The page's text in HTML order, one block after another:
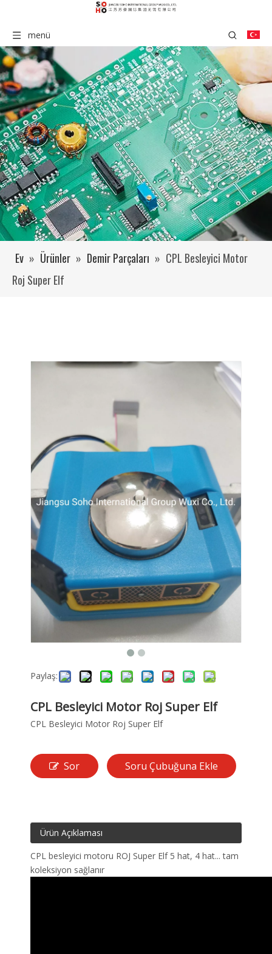
menü
Ev » Ürünler » Demir Parçaları » CPL Besleyici Motor
Roj Super Elf
Paylaş:
CPL Besleyici Motor Roj Super Elf
CPL Besleyici Motor Roj Super Elf
Sor Soru Çubuğuna Ekle
Ürün Açıklaması
CPL besleyici motoru ROJ Super Elf 5 hat, 4 hat... tam
koleksiyon sağlanır